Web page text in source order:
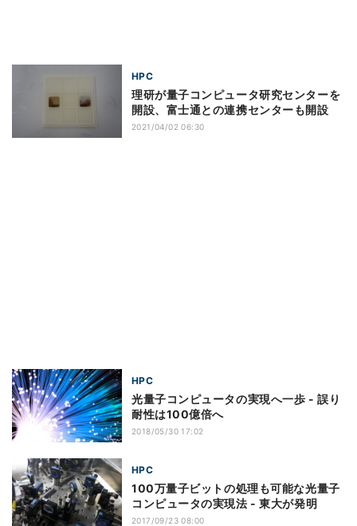
HPC
理研が量子コンピュータ研究センターを
開設、富士通との連携センターも開設
2021/04/02 06:30
HPC
光量子コンピュータの実現へ一歩 - 誤り
耐性は100億倍へ
2018/05/30 17:02
HPC
100万量子ビットの処理も可能な光量子
コンピュータの実現法 - 東大が発明
2017/09/23 08:00